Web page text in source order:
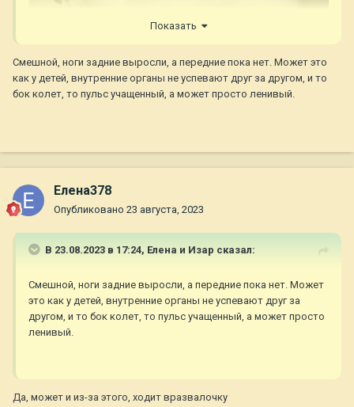
Показать
Смешной, ноги задние выросли, а передние пока нет. Может это
как у детей, внутренние органы не успевают друг за другом, и то
бок колет, то пульс учащенный, а может просто ленивый.
Елена378
Опубликовано 23 августа, 2023
В 23.08.2023 в 17:24, Елена и Изар сказал:
Смешной, ноги задние выросли, а передние пока нет. Может
это как у детей, внутренние органы не успевают друг за
другом, и то бок колет, то пульс учащенный, а может просто
ленивый.
Да, может и из-за этого, ходит вразвалочку